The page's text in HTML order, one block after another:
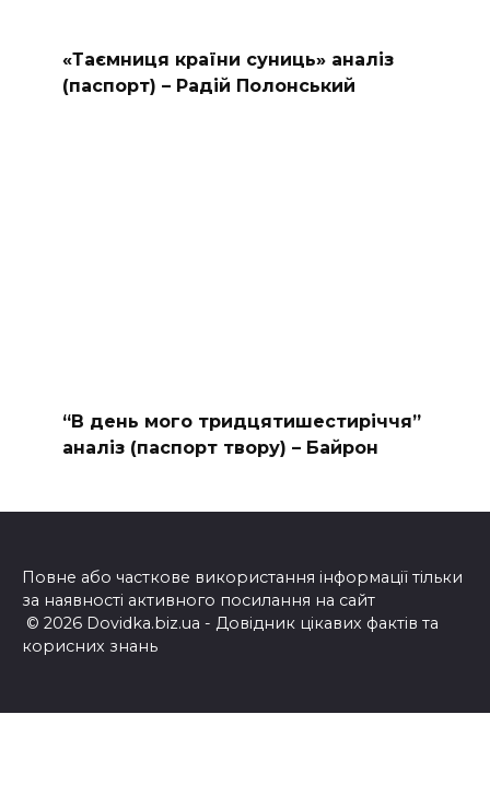
«Таємниця країни суниць» аналіз
(паспорт) – Радій Полонський
“В день мого тридцятишестиріччя”
аналіз (паспорт твору) – Байрон
Повне або часткове використання інформації тільки
за наявності активного посилання на сайт
© 2026 Dovidka.biz.ua - Довідник цікавих фактів та
корисних знань